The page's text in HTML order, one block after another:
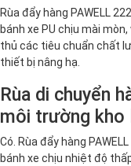
Rùa đẩy hàng PAWELL
bánh xe PU chịu mài
thủ các tiêu chuẩn chất
thiết bị nâng hạ.
Rùa di chuyển
môi trường kho
Có. Rùa đẩy hàng
bánh xe chịu nhiệt độ